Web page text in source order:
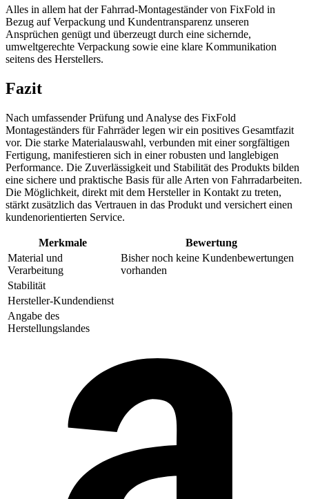
Alles in allem hat der Fahrrad-Montageständer von FixFold in
Bezug auf Verpackung und Kundentransparenz unseren
Ansprüchen genügt und überzeugt durch eine sichernde,
umweltgerechte Verpackung sowie eine klare Kommunikation
seitens des Herstellers.
Fazit
Nach umfassender Prüfung und Analyse des FixFold
Montageständers für Fahrräder legen wir ein positives Gesamtfazit
vor. Die starke Materialauswahl, verbunden mit einer sorgfältigen
Fertigung, manifestieren sich in einer robusten und langlebigen
Performance. Die Zuverlässigkeit und Stabilität des Produkts bilden
eine sichere und praktische Basis für alle Arten von Fahrradarbeiten.
Die Möglichkeit, direkt mit dem Hersteller in Kontakt zu treten,
stärkt zusätzlich das Vertrauen in das Produkt und versichert einen
kundenorientierten Service.
Merkmale
Bewertung
Material und
Verarbeitung
Bisher noch keine Kundenbewertungen
vorhanden
Stabilität
Hersteller-Kundendienst
Angabe des
Herstellungslandes